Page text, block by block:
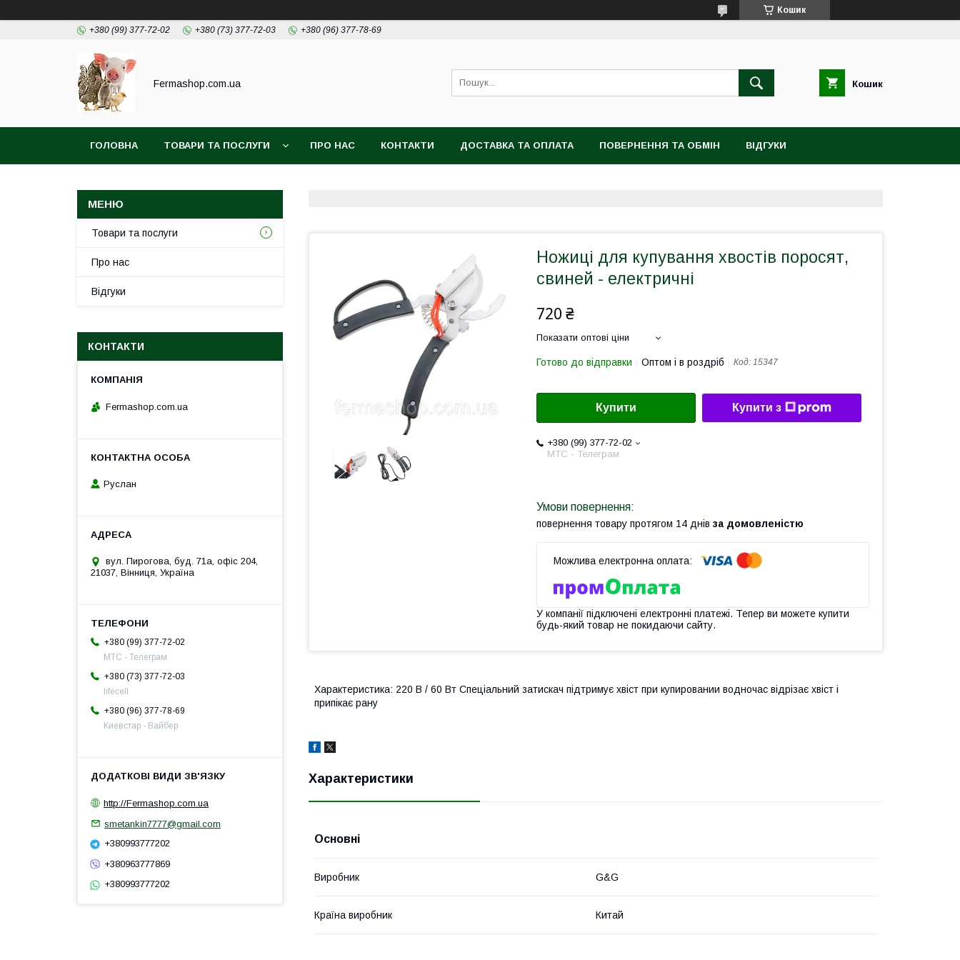
Кошик
+380 (99) 377-72-02 +380 (73) 377-72-03 +380 (96) 377-78-69
Fermashop.com.ua Кошик
ГОЛОВНА ТОВАРИ ТА ПОСЛУГИ ПРО НАС КОНТАКТИ ДОСТАВКА ТА ОПЛАТА ПОВЕРНЕННЯ ТА ОБМІН ВІДГУКИ
Ножиці для купування хвостів поросят,
свиней - електричні
720 ₴
Показати оптові ціни
Готово до відправки Оптом і в роздріб Код: 15347
Купити Купити з
+380 (99) 377-72-02
МТС - Телеграм
повернення товару протягом 14 днів за домовленістю
У компанії підключені електронні платежі. Тепер ви можете купити
будь-який товар не покидаючи сайту.
Характеристика: 220 В / 60 Вт Спеціальний затискач підтримує хвіст при купировании водночас відрізає хвіст і
припікає рану
Характеристики
Основні
Виробник G&G
Країна виробник Китай
Товари та послуги
Про нас
Відгуки
КОНТАКТИ
Fermashop.com.ua
Руслан
вул. Пирогова, буд. 71а, офіс 204,
21037, Вінниця, Україна
+380 (99) 377-72-02
МТС - Телеграм
+380 (73) 377-72-03
lifecell
+380 (96) 377-78-69
Киевстар - Вайбер
http://Fermashop.com.ua
smetankin7777@gmail.com
+380993777202
+380963777869
+380993777202